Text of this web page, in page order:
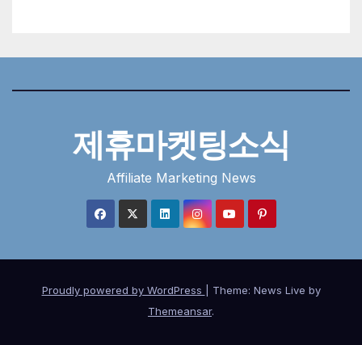
제휴마켓팅소식
Affiliate Marketing News
Proudly powered by WordPress
Theme: News Live by
Themeansar.